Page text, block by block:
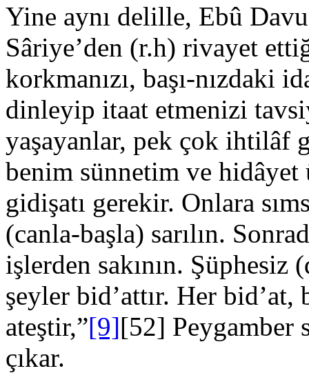
Yine aynı delille, Ebû
Sâriye’den (r.h) rivayet
korkmanızı, başı-nızdaki
dinleyip itaat etmenizi
yaşayanlar, pek çok ihtilâf
benim sünnetim ve
gidişatı gerekir. Onlara
(canla-başla) sarılın.
işlerden sakının.
şeyler bid’attır. Her
ateştir,”[9][52] Peygamber
çıkar.